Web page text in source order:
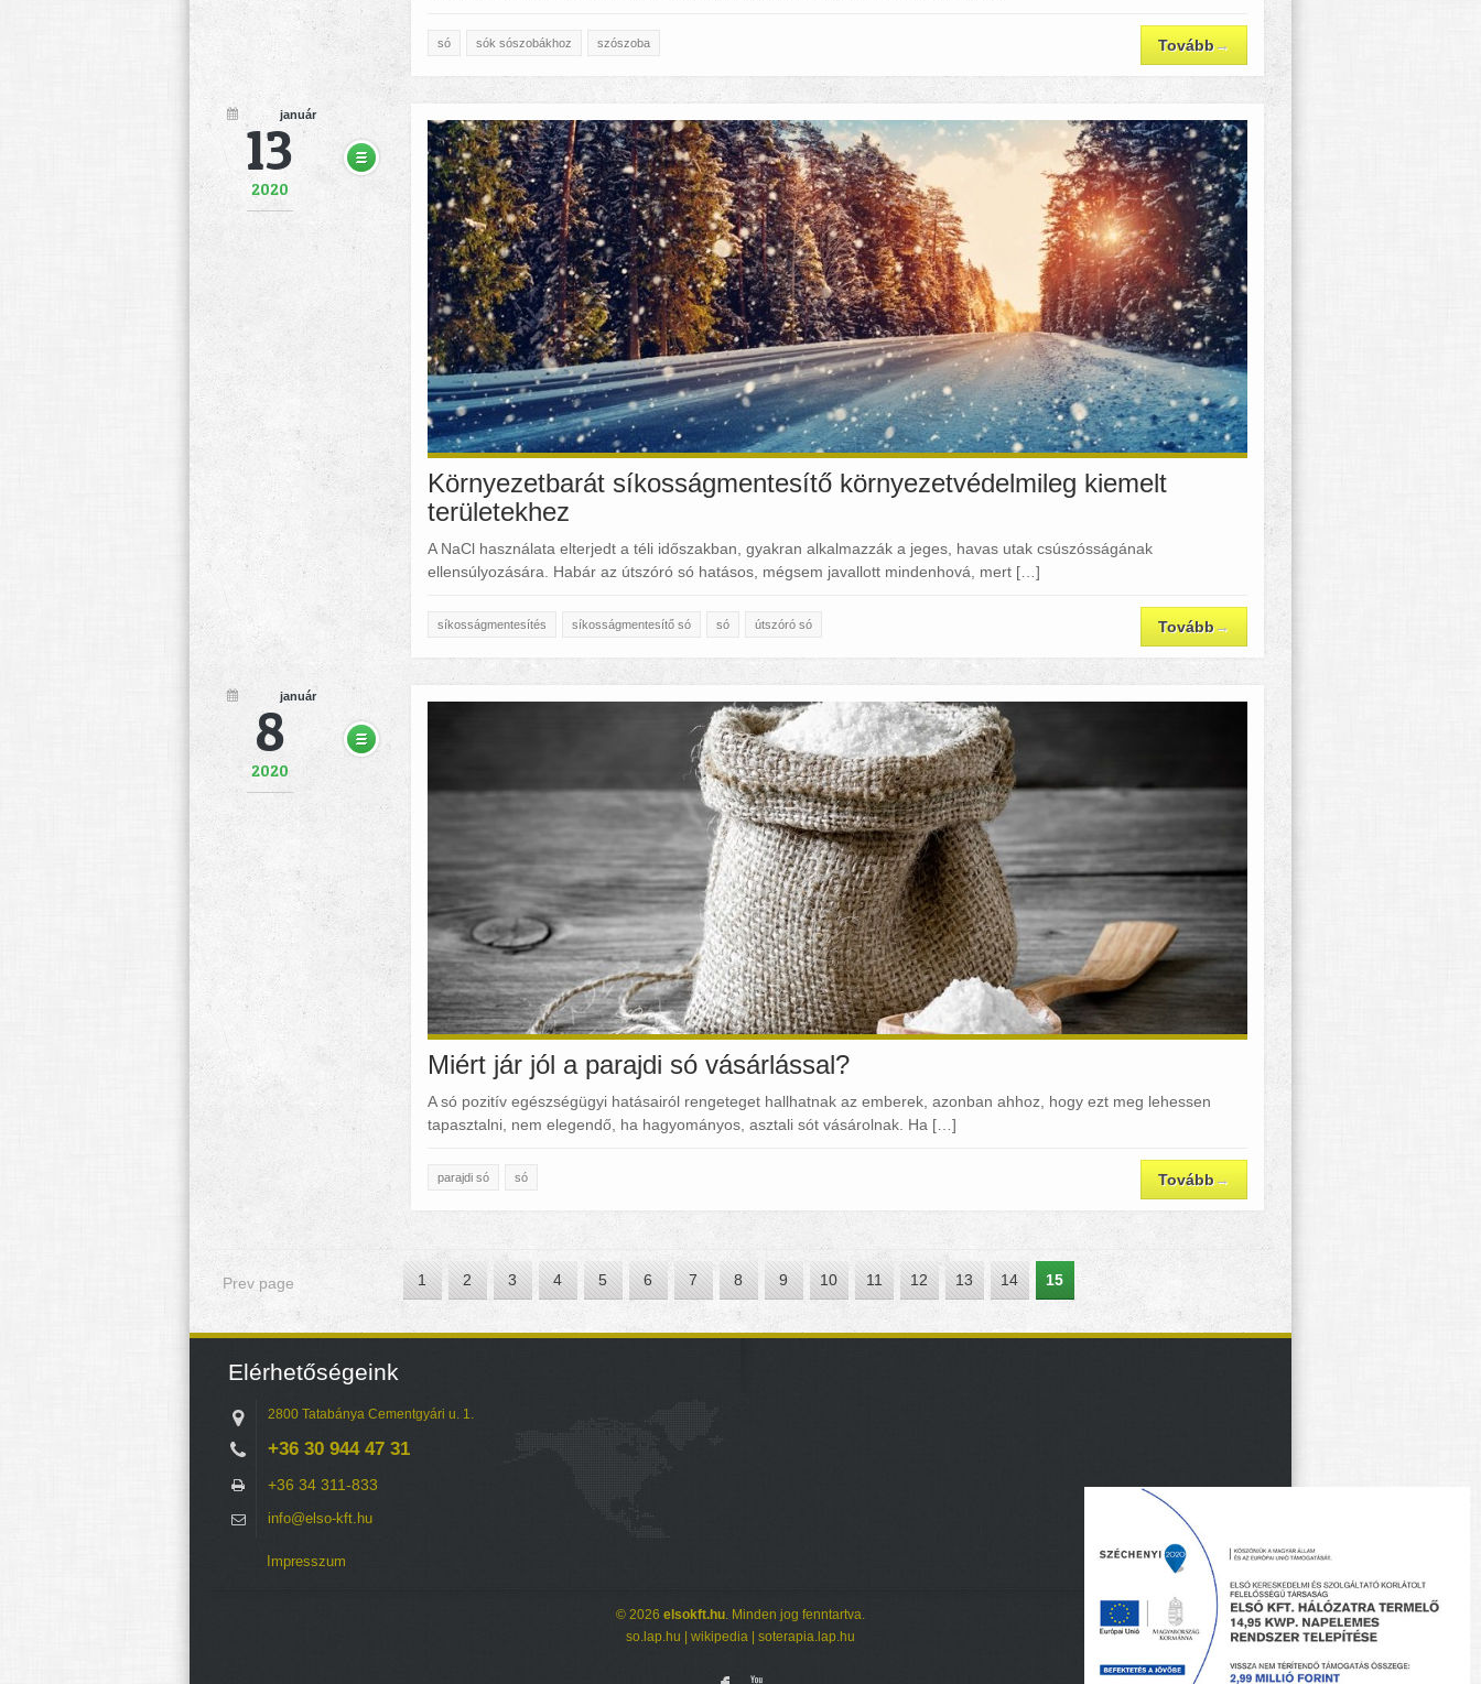
só sók sószobákhoz szószoba Tovább→
13
január
2020
Környezetbarát síkosságmentesítő környezetvédelmileg kiemelt
területekhez
A NaCl használata elterjedt a téli időszakban, gyakran alkalmazzák a jeges, havas utak csúszósságának
ellensúlyozására. Habár az útszóró só hatásos, mégsem javallott mindenhová, mert […]
síkosságmentesítés síkosságmentesítő só só útszóró só Tovább→
8
január
2020
Miért jár jól a parajdi só vásárlással?
A só pozitív egészségügyi hatásairól rengeteget hallhatnak az emberek, azonban ahhoz, hogy ezt meg lehessen
tapasztalni, nem elegendő, ha hagyományos, asztali sót vásárolnak. Ha […]
parajdi só só Tovább→
Prev page 1 2 3 4 5 6 7 8 9 10 11 12 13 14 15
Elérhetőségeink
2800 Tatabánya Cementgyári u. 1.
+36 30 944 47 31
+36 34 311-833
info@elso-kft.hu
Impresszum
© 2026 elsokft.hu. Minden jog fenntartva.
so.lap.hu
wikipedia soterapia.lap.hu